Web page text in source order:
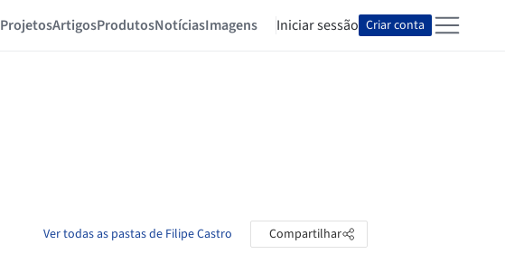
ProjetosArtigosProdutosNotíciasImagens Iniciar sessão Criar conta
Ver todas as pastas de Filipe Castro Compartilhar